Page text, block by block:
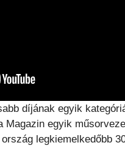
díjának egyik
Magazin egyik
legkiemelkedőbb